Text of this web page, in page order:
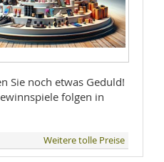
Sie noch etwas Geduld!
folgen in
Weitere tolle Preise